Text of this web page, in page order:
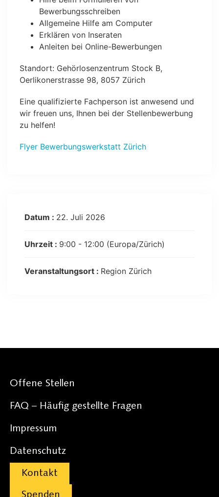
Bewerbungsschreiben
Allgemeine Hilfe am Computer
Erklären von Inseraten
Anleiten bei Online-Bewerbungen
Standort: Gehörlosenzentrum Stock B,
Oerlikonerstrasse 98, 8057 Zürich
Eine qualifizierte Fachperson ist anwesend und
wir freuen uns, Ihnen bei der Stellenbewerbung
zu helfen!
Flyer Bewerbungswerkstatt Zürich
Datum : 22. Juli 2026
Uhrzeit : 9:00 - 12:00 (Europa/Zürich)
Veranstaltungsort : Region Zürich
Offene Stellen
FAQ – Häufig gestellte Fragen
Impressum
Datenschutz
Kontakt
Spenden